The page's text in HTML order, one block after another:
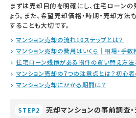
まずは売却目的を明確にし、住宅ローン
ょう。また、希望売却価格・時期・売却方
することも大切です。
マンション売却の流れ10ステップとは？
マンション売却の費用はいくら｜相場・手数
住宅ローン残債がある物件の買い替え方法
マンション売却の7つの注意点とは？初心
マンション売却にかかる期間は？
STEP2 売却マンションの事前調査